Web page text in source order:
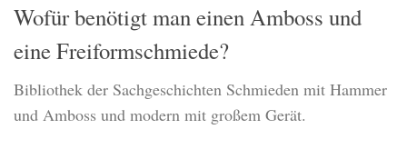
Wofür benötigt man einen Amboss und
eine Freiformschmiede?
Bibliothek der Sachgeschichten Schmieden mit Hammer
und Amboss und modern mit großem Gerät.